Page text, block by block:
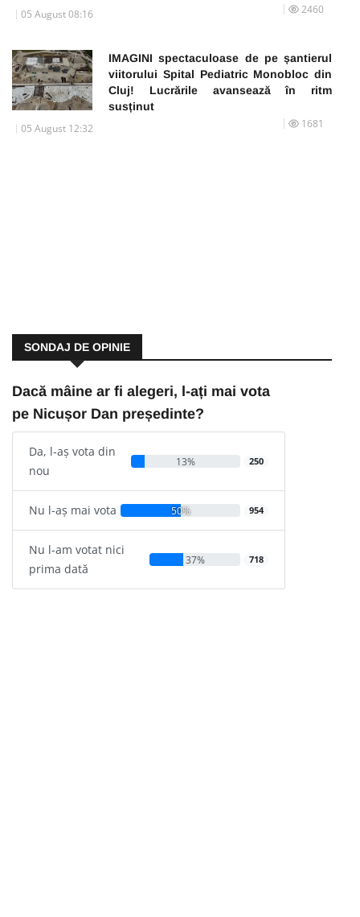
05 August 08:16 2460
IMAGINI spectaculoase de pe șantierul
viitorului Spital Pediatric Monobloc din
Cluj! Lucrările avansează în ritm
susținut
05 August 12:32 1681
SONDAJ DE OPINIE
Dacă mâine ar fi alegeri, l-ați mai vota
pe Nicușor Dan președinte?
Da, l-aș vota din
nou
13% 250
Nu l-aș mai vota 50% 954
Nu l-am votat nici
prima dată
37% 718